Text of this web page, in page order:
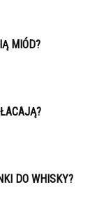
MIÓD?
DO WHISKY?